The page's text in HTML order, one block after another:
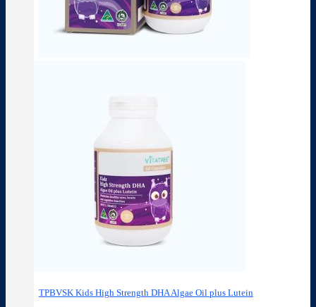
TPBVSK Kids High Strength DHA Algae Oil plus Lutein